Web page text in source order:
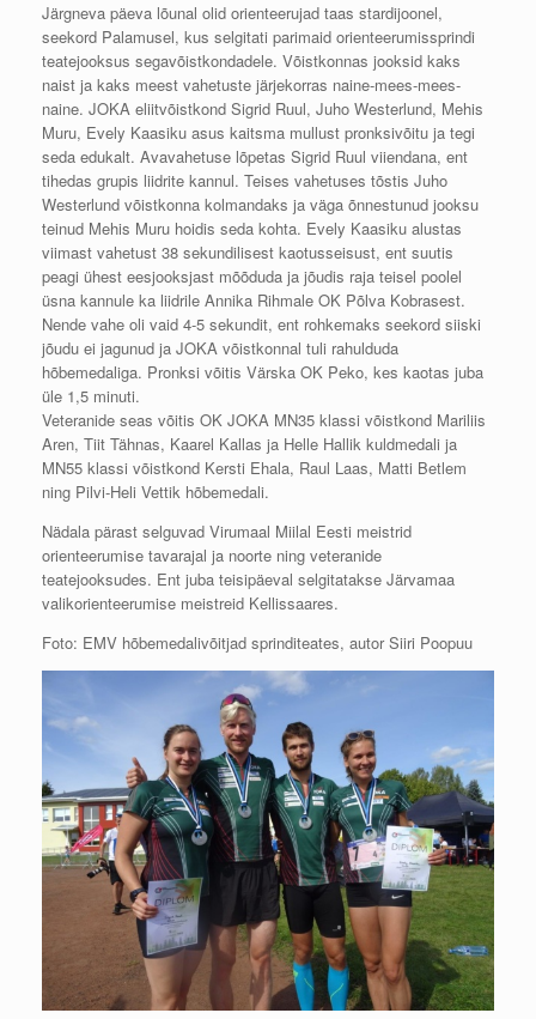
Järgneva päeva lõunal olid orienteerujad taas stardijoonel,
seekord Palamusel, kus selgitati parimaid orienteerumissprindi
teatejooksus segavõistkondadele. Võistkonnas jooksid kaks
naist ja kaks meest vahetuste järjekorras naine-mees-mees-
naine. JOKA eliitvõistkond Sigrid Ruul, Juho Westerlund, Mehis
Muru, Evely Kaasiku asus kaitsma mullust pronksivõitu ja tegi
seda edukalt. Avavahetuse lõpetas Sigrid Ruul viiendana, ent
tihedas grupis liidrite kannul. Teises vahetuses tõstis Juho
Westerlund võistkonna kolmandaks ja väga õnnestunud jooksu
teinud Mehis Muru hoidis seda kohta. Evely Kaasiku alustas
viimast vahetust 38 sekundilisest kaotusseisust, ent suutis
peagi ühest eesjooksjast mõõduda ja jõudis raja teisel poolel
üsna kannule ka liidrile Annika Rihmale OK Põlva Kobrasest.
Nende vahe oli vaid 4-5 sekundit, ent rohkemaks seekord siiski
jõudu ei jagunud ja JOKA võistkonnal tuli rahulduda
hõbemedaliga. Pronksi võitis Värska OK Peko, kes kaotas juba
üle 1,5 minuti.
Veteranide seas võitis OK JOKA MN35 klassi võistkond Mariliis
Aren, Tiit Tähnas, Kaarel Kallas ja Helle Hallik kuldmedali ja
MN55 klassi võistkond Kersti Ehala, Raul Laas, Matti Betlem
ning Pilvi-Heli Vettik hõbemedali.
Nädala pärast selguvad Virumaal Miilal Eesti meistrid
orienteerumise tavarajal ja noorte ning veteranide
teatejooksudes. Ent juba teisipäeval selgitatakse Järvamaa
valikorienteerumise meistreid Kellissaares.
Foto: EMV hõbemedalivõitjad sprinditeates, autor Siiri Poopuu